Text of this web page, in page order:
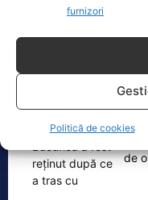
furnizori
Politică de cookies
de